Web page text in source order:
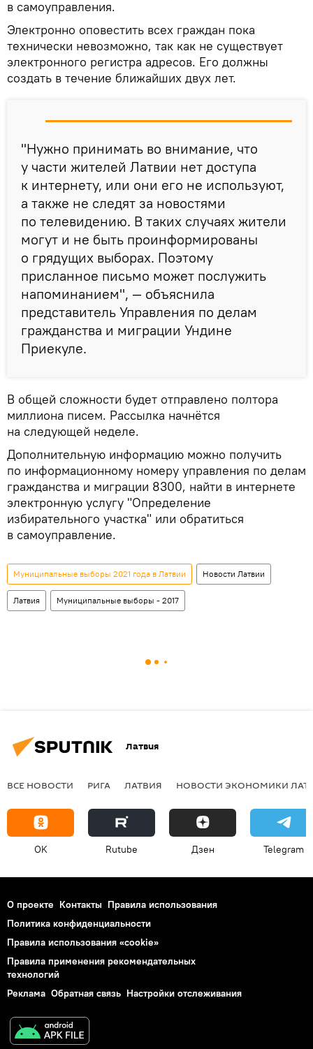
в самоуправления.
Электронно оповестить всех граждан пока
технически невозможно, так как не существует
электронного регистра адресов. Его должны
создать в течение ближайших двух лет.
"Нужно принимать во внимание, что
у части жителей Латвии нет доступа
к интернету, или они его не используют,
а также не следят за новостями
по телевидению. В таких случаях жители
могут и не быть проинформированы
о грядущих выборах. Поэтому
присланное письмо может послужить
напоминанием", — объяснила
представитель Управления по делам
гражданства и миграции Ундине
Приекуле.
В общей сложности будет отправлено полтора
миллиона писем. Рассылка начнётся
на следующей неделе.
Дополнительную информацию можно получить
по информационному номеру управления по делам
гражданства и миграции 8300, найти в интернете
электронную услугу "Определение
избирательного участка" или обратиться
в самоуправление.
Муниципальные выборы 2021 года в Латвии Новости Латвии
Латвия Муниципальные выборы - 2017
Латвия
ВСЕ НОВОСТИ РИГА ЛАТВИЯ НОВОСТИ ЭКОНОМИКИ
OK Rutube Дзен Telegram
О проекте Контакты Правила использования
Политика конфиденциальности
Правила использования «cookie»
Правила применения рекомендательных
технологий
Реклама Обратная связь Настройки отслеживания